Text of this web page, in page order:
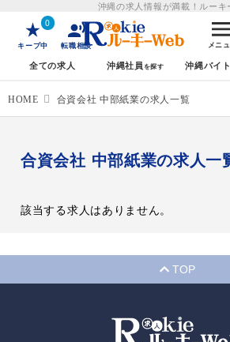
沖縄の求人情報が満載！ ルー
0
キープ中 転職相談 メニ
全ての求人 沖縄社員 沖縄バイト
HOME 合資会社 中部紙業の求人一覧
合資会社 中部紙業の求人一
該当する求人はありません。
TOP